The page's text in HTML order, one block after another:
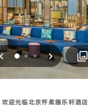
上一页
012 下一页
欢迎光临北京怀柔雅乐轩酒店